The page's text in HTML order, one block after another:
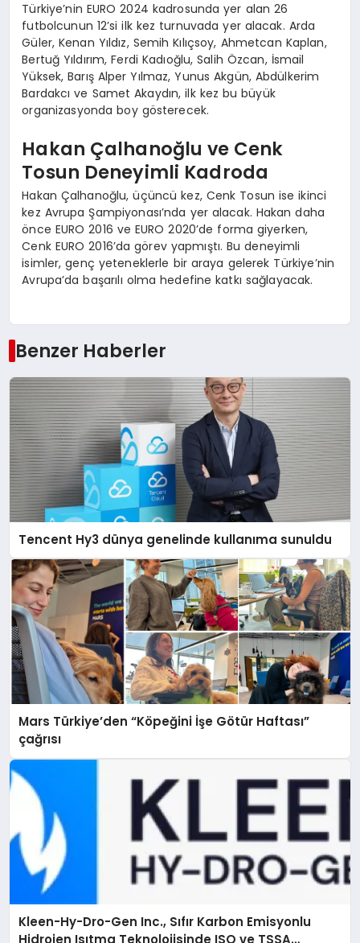
Türkiye’nin EURO 2024 kadrosunda yer alan 26
futbolcunun 12’si ilk kez turnuvada yer alacak. Arda
Güler, Kenan Yıldız, Semih Kılıçsoy, Ahmetcan Kaplan,
Bertuğ Yıldırım, Ferdi Kadıoğlu, Salih Özcan, İsmail
Yüksek, Barış Alper Yılmaz, Yunus Akgün, Abdülkerim
Bardakcı ve Samet Akaydın, ilk kez bu büyük
organizasyonda boy gösterecek.
Hakan Çalhanoğlu ve Cenk
Tosun Deneyimli Kadroda
Hakan Çalhanoğlu, üçüncü kez, Cenk Tosun ise ikinci
kez Avrupa Şampiyonası’nda yer alacak. Hakan daha
önce EURO 2016 ve EURO 2020’de forma giyerken,
Cenk EURO 2016’da görev yapmıştı. Bu deneyimli
isimler, genç yeteneklerle bir araya gelerek Türkiye’nin
Avrupa’da başarılı olma hedefine katkı sağlayacak.
Benzer Haberler
Tencent Hy3 dünya genelinde kullanıma sunuldu
Mars Türkiye’den “Köpeğini İşe Götür Haftası”
çağrısı
Kleen-Hy-Dro-Gen Inc., Sıfır Karbon Emisyonlu
Hidrojen Isıtma Teknolojisinde ISO ve TSSA